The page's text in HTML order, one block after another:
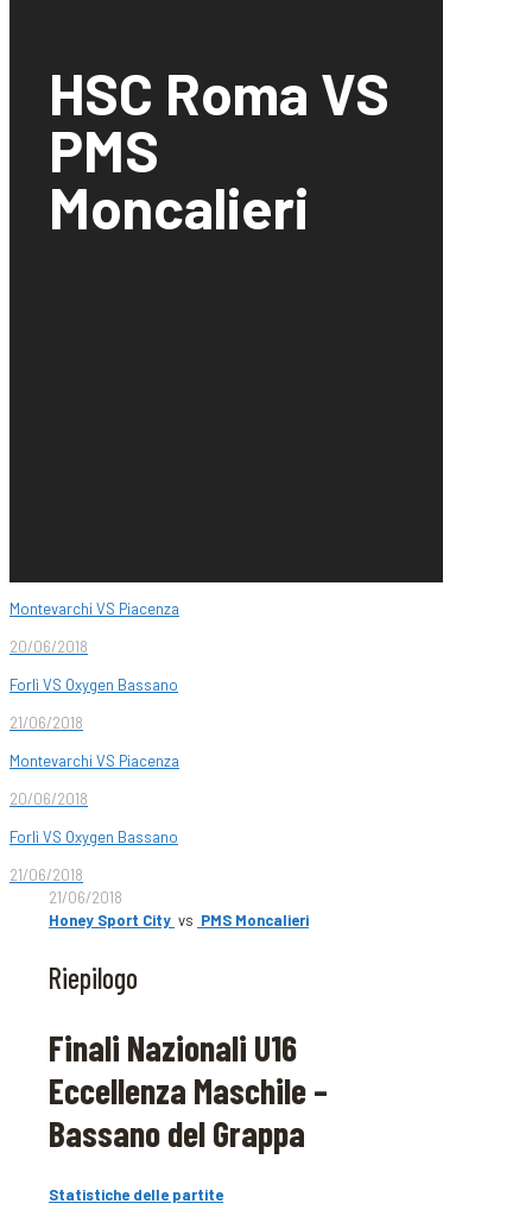
HSC Roma VS
PMS
Moncalieri
Montevarchi VS Piacenza
20/06/2018
Forlì VS Oxygen Bassano
21/06/2018
Montevarchi VS Piacenza
20/06/2018
Forlì VS Oxygen Bassano
21/06/2018
21/06/2018
Honey Sport City vs PMS Moncalieri
Riepilogo
Finali Nazionali U16
Eccellenza Maschile –
Bassano del Grappa
Statistiche delle partite